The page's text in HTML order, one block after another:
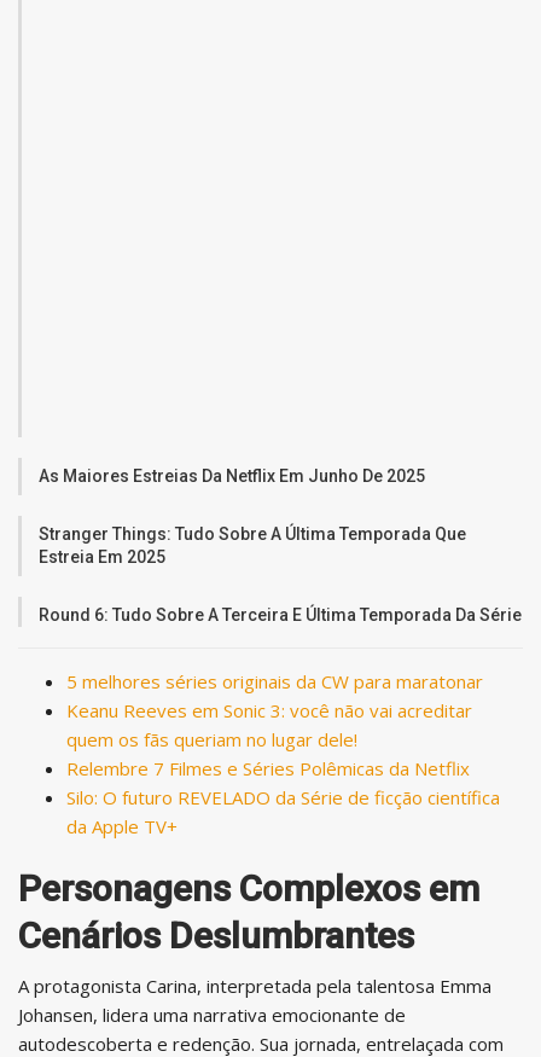
As Maiores Estreias Da Netflix Em Junho De 2025
Stranger Things: Tudo Sobre A Última Temporada Que
Estreia Em 2025
Round 6: Tudo Sobre A Terceira E Última Temporada Da Série
5 melhores séries originais da CW para maratonar
Keanu Reeves em Sonic 3: você não vai acreditar
quem os fãs queriam no lugar dele!
Relembre 7 Filmes e Séries Polêmicas da Netflix
Silo: O futuro REVELADO da Série de ficção científica
da Apple TV+
Personagens Complexos em
Cenários Deslumbrantes
A protagonista Carina, interpretada pela talentosa Emma
Johansen, lidera uma narrativa emocionante de
autodescoberta e redenção. Sua jornada, entrelaçada com